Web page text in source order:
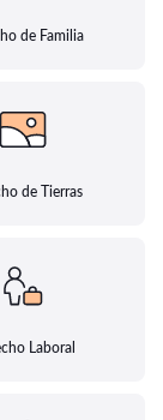
de Familia
de Tierras
Laboral